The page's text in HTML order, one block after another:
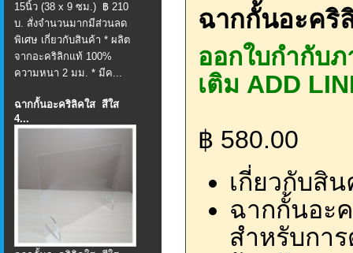
15นิ้ว (38 x 9 ซม.) ฿ 210
บ. สั่งจำนวนมากมีส่วนลด
พิเศษ เกี่ยวกับสินค้า * ผลิต
จากอะคริลิกแท้ 100%
ความหนา 2 มม. * มีค...
ฉากกั้นอะคริลิคใส สีใส
4...
ฉากกั้นอะคริ
ออกใบกำกับ
เติม ADD
฿ 580.00
เกี่ยวกับสิ
ฉากกั้นอะ
สำหรับกา